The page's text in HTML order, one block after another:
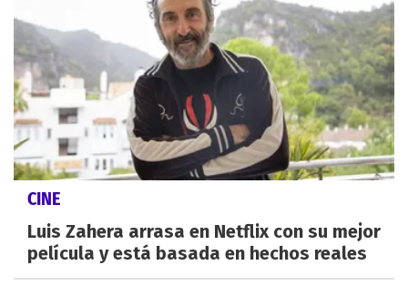
CINE
Luis Zahera arrasa en Netflix con su mejor
película y está basada en hechos reales